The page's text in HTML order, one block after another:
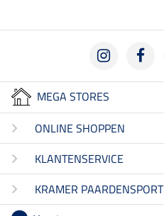
MEGA STORES
ONLINE SHOPPEN
KLANTENSERVICE
KRAMER PAARDENSPORT